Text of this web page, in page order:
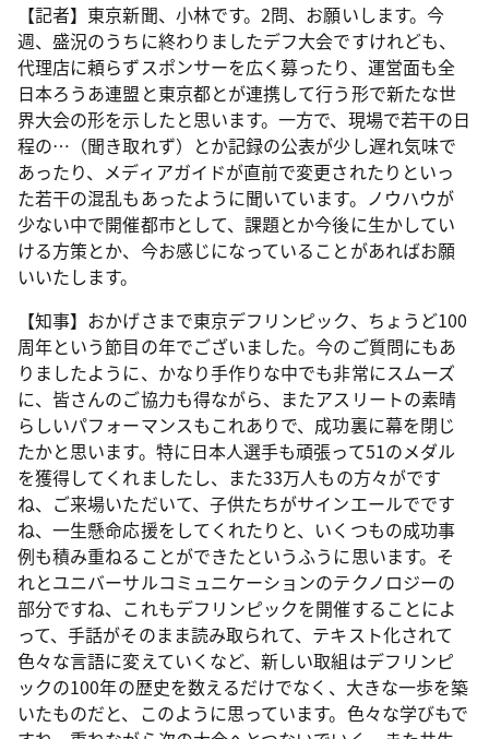
【記者】東京新聞、小林です。2問、お願いします。今
週、盛況のうちに終わりましたデフ大会ですけれども、
代理店に頼らずスポンサーを広く募ったり、運営面も全
日本ろうあ連盟と東京都とが連携して行う形で新たな世
界大会の形を示したと思います。一方で、現場で若干の日
程の…（聞き取れず）とか記録の公表が少し遅れ気味で
あったり、メディアガイドが直前で変更されたりといっ
た若干の混乱もあったように聞いています。ノウハウが
少ない中で開催都市として、課題とか今後に生かしてい
ける方策とか、今お感じになっていることがあればお願
いいたします。
【知事】おかげさまで東京デフリンピック、ちょうど100
周年という節目の年でございました。今のご質問にもあ
りましたように、かなり手作りな中でも非常にスムーズ
に、皆さんのご協力も得ながら、またアスリートの素晴
らしいパフォーマンスもこれありで、成功裏に幕を閉じ
たかと思います。特に日本人選手も頑張って51のメダル
を獲得してくれましたし、また33万人もの方々がです
ね、ご来場いただいて、子供たちがサインエールでです
ね、一生懸命応援をしてくれたりと、いくつもの成功事
例も積み重ねることができたというふうに思います。そ
れとユニバーサルコミュニケーションのテクノロジーの
部分ですね、これもデフリンピックを開催することによ
って、手話がそのまま読み取られて、テキスト化されて
色々な言語に変えていくなど、新しい取組はデフリンピ
ックの100年の歴史を数えるだけでなく、大きな一歩を築
いたものだと、このように思っています。色々な学びもで